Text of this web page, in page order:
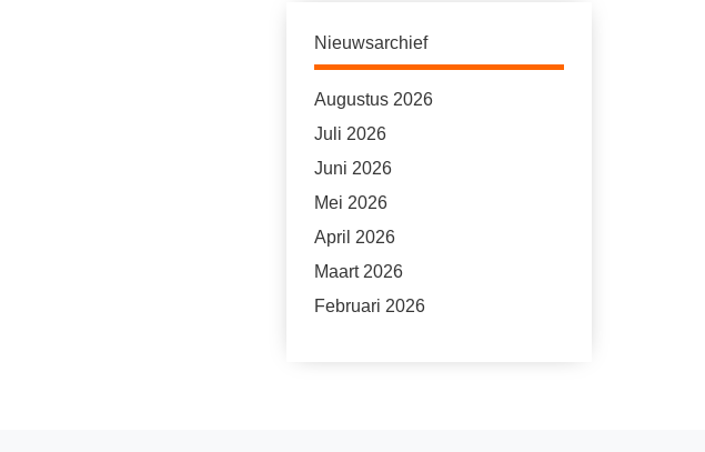
Nieuwsarchief
Augustus 2026
Juli 2026
Juni 2026
Mei 2026
April 2026
Maart 2026
Februari 2026